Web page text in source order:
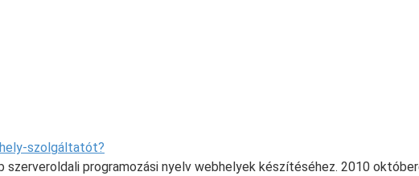
szolgáltatót?
szerveroldali programozási nyelv webhelyek készítéséhez. 2010